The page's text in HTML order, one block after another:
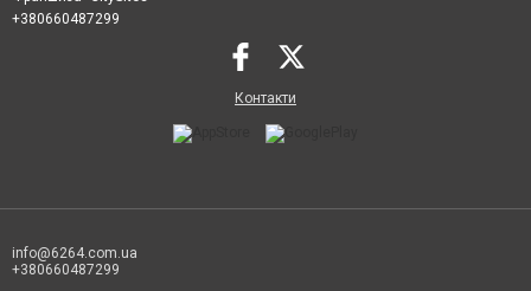
+380660487299
Контакти
info@6264.com.ua
+380660487299